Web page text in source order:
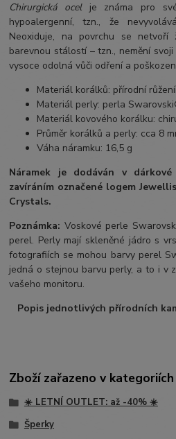
Chirurgická ocelje známa pro
hypoalergenní, tzn., že
Neoxiduje, na povrchu se netvoří
barevnou stálostí – tzn., nemění
vysoce odolná vůči odření a
Materiál korálků: přírodní
Materiál perly: perla
Materiál kovového korálku:
Průměr korálků a perly: cca 8
Váha náramku: 16,5 g
Náramek je dodáván v
zavíráním označené logem
Crystals.
Poznámka: Voskové perle
perel. Perly mají skleněné jádro s
fotografiích se mohou barvy perel
jedná o stejnou barvu perly, a to i v
vašeho monitoru.
Popis jednotlivých přírodních
Zboží zařazeno v kategoriích
☀️ LETNÍ OUTLET: až -40% ☀️
Šperky